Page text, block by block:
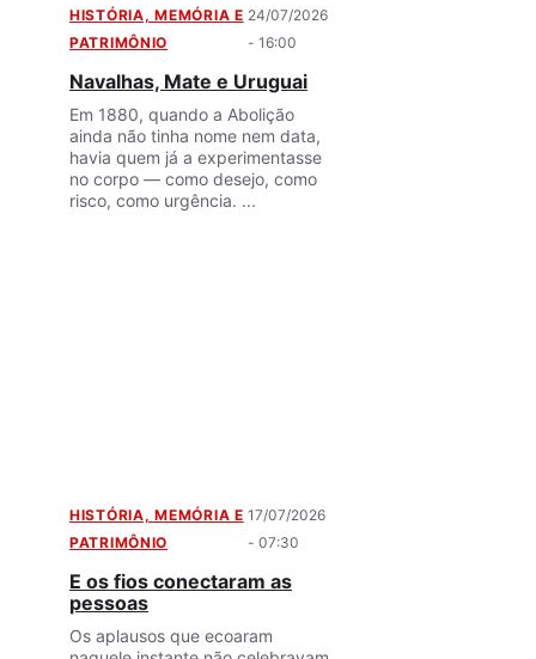
HISTÓRIA, MEMÓRIA E
PATRIMÔNIO
24/07/2026
- 16:00
Navalhas, Mate e Uruguai
Em 1880, quando a Abolição
ainda não tinha nome nem data,
havia quem já a experimentasse
no corpo — como desejo, como
risco, como urgência. ...
HISTÓRIA, MEMÓRIA E
PATRIMÔNIO
17/07/2026
- 07:30
E os fios conectaram as
pessoas
Os aplausos que ecoaram